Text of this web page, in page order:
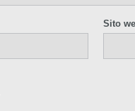
Sito